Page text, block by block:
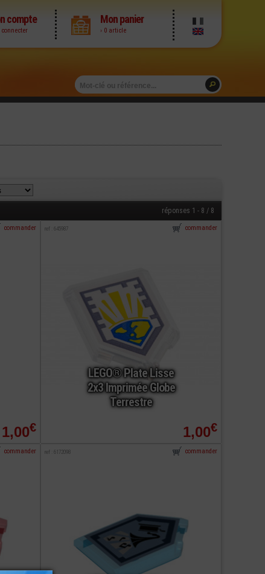
compte
connecter
Mon panier
› 0 article
réponses 1 - 8 / 8
1,00€
commander
LEGO® Plate Lisse
2x3 Imprimée Globe
Terrestre
ref : 645987
1,00€
commander
commander ref : 6172098 commander